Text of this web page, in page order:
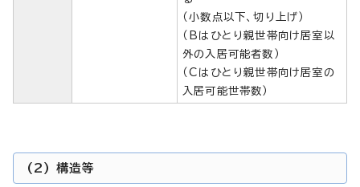
（小数点以下、切り上げ）
（Bはひとり親世帯向け居室以
外の入居可能者数）
（Cはひとり親世帯向け居室の
入居可能世帯数）
(2) 構造等